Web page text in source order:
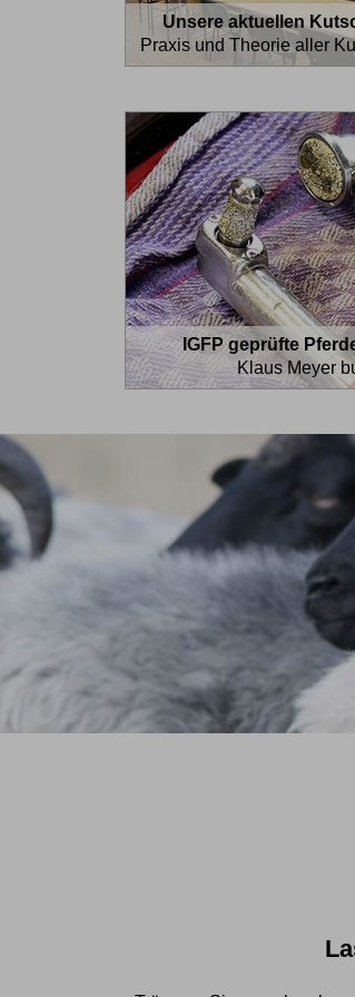
Unsere aktuellen
Praxis und Theorie aller
IGFP geprüfte
Klaus Meyer